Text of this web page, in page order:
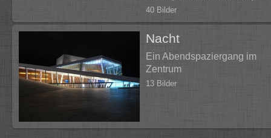
40 Bilder
Nacht
Ein Abendspaziergang im
Zentrum
13 Bilder